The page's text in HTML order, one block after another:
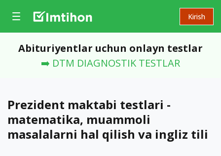
Kirish
Abituriyentlar uchun onlayn testlar
➡️ DTM DIAGNOSTIK TESTLAR
Prezident maktabi testlari -
matematika, muammoli
masalalarni hal qilish va ingliz tili